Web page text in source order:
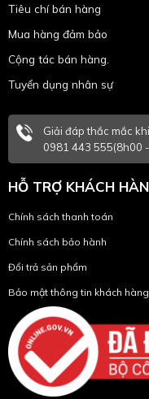
Tiêu chí bán hàng
Mua hàng đảm bảo
Cộng tác bán hàng.
Tuyển dụng nhân sự
Giải đáp thắc mắc
0981 443 555(8h00
HỖ TRỢ KHÁCH
Chính sách thanh toán
Chính sách bảo hành
Đổi trả sản phẩm
Bảo mật thông tin khách hàng